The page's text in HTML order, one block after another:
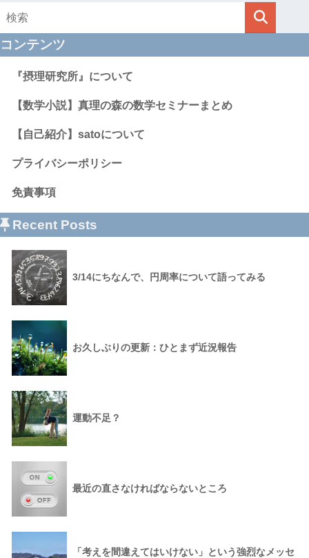
コンテンツ
『摂理研究所』について
【数学小説】真理の森の数学セミナーまとめ
【自己紹介】satoについて
プライバシーポリシー
免責事項
Recent Posts
3/14にちなんで、円周率について語ってみる
お久しぶりの更新：ひとまず近況報告
運動不足？
最近の直さなければならないところ
「考えを間違えてはいけない」という強烈なメッセ